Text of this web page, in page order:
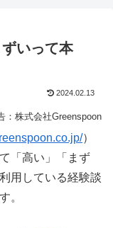
いって本
2024.02.13
：株式会社Greenspoon
）
「高い」「まず
用している経験談
。